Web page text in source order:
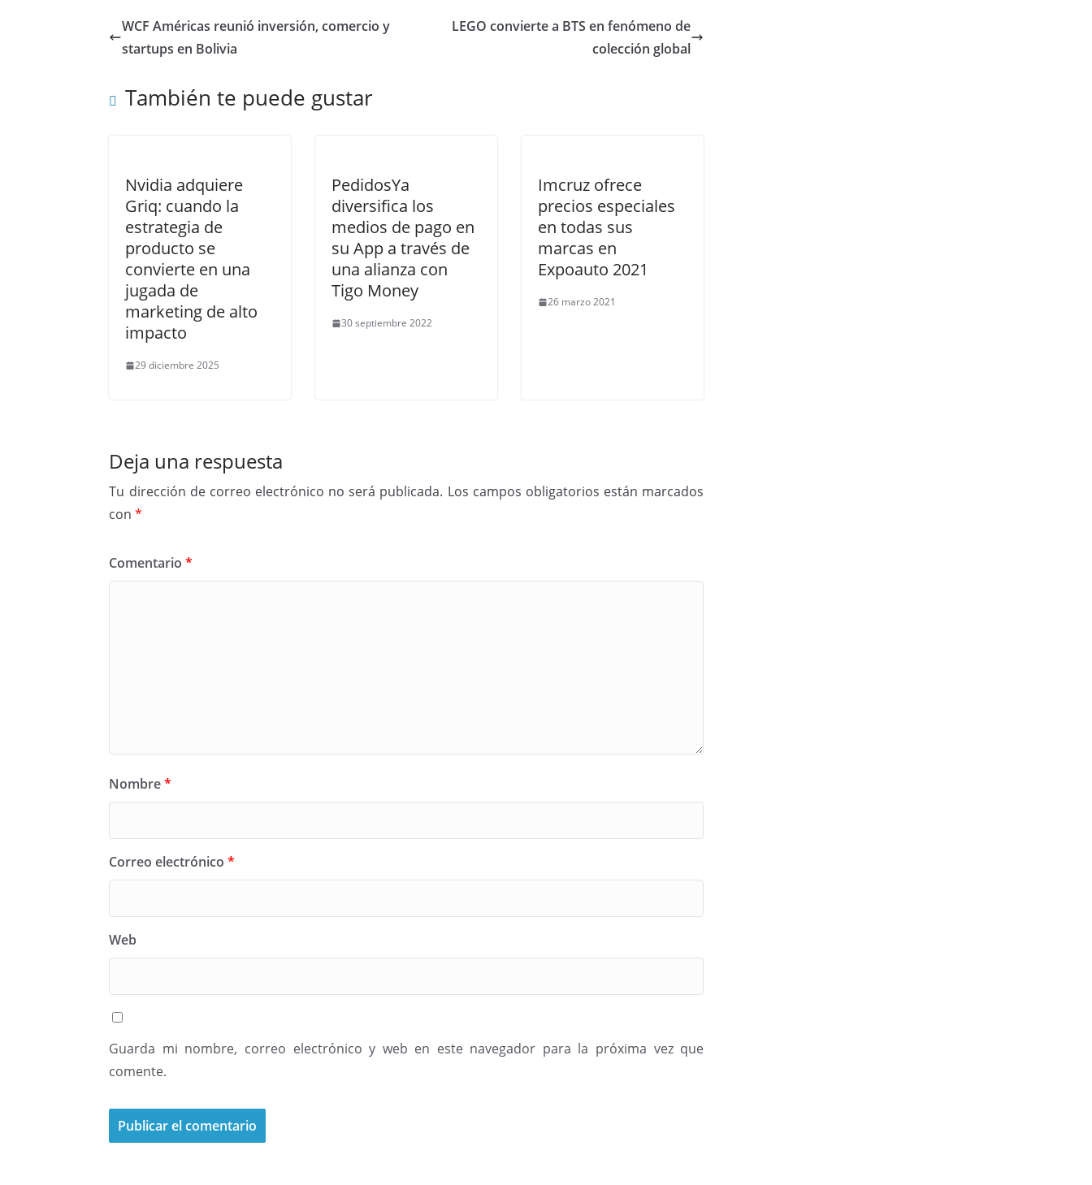
WCF Américas reunió inversión, comercio y
startups en Bolivia
LEGO convierte a BTS en fenómeno de
colección global
También te puede gustar
Nvidia adquiere
Griq: cuando la
estrategia de
producto se
convierte en una
jugada de
marketing de alto
impacto
29 diciembre 2025
PedidosYa
diversifica los
medios de pago en
su App a través de
una alianza con
Tigo Money
30 septiembre 2022
Imcruz ofrece
precios especiales
en todas sus
marcas en
Expoauto 2021
26 marzo 2021
Deja una respuesta
Tu dirección de correo electrónico no será publicada. Los campos obligatorios están marcados
con*
Comentario*
Nombre*
Correo electrónico*
Web
Guarda mi nombre, correo electrónico y web en este navegador para la próxima vez que
comente.